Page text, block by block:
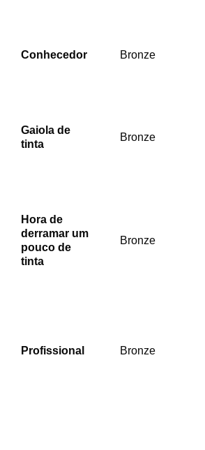
Conhecedor Bronze
Gaiola de
tinta
Bronze
Hora de
derramar um
pouco de
tinta
Bronze
Profissional Bronze